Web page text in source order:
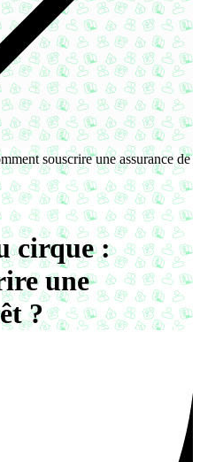
souscrire une assurance de
cirque :
une
?